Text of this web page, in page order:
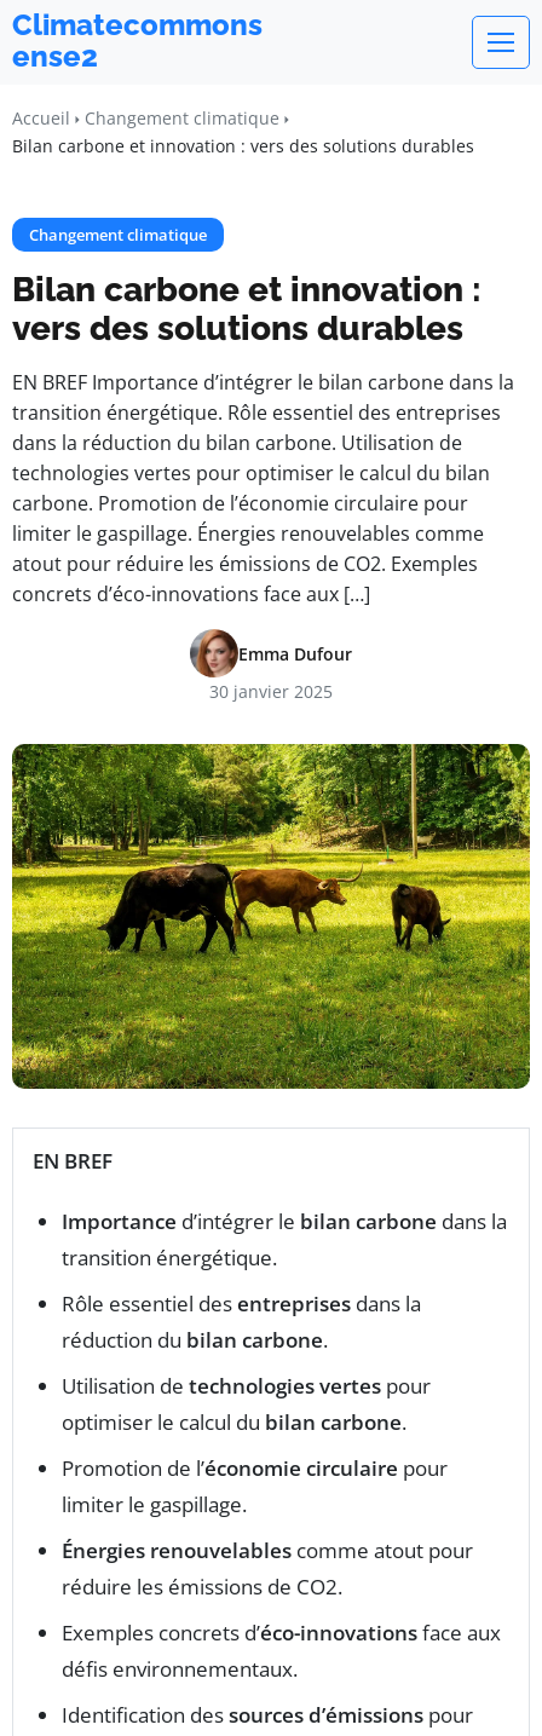
Climatecommons
ense2
Accueil
Changement climatique
Bilan carbone et innovation : vers des solutions durables
Changement climatique
Bilan carbone et innovation :
vers des solutions durables
EN BREF Importance d’intégrer le bilan carbone dans la
transition énergétique. Rôle essentiel des entreprises
dans la réduction du bilan carbone. Utilisation de
technologies vertes pour optimiser le calcul du bilan
carbone. Promotion de l’économie circulaire pour
limiter le gaspillage. Énergies renouvelables comme
atout pour réduire les émissions de CO2. Exemples
concrets d’éco-innovations face aux […]
Emma Dufour
30 janvier 2025
EN BREF
Importance d’intégrer le bilan carbone dans la
transition énergétique.
Rôle essentiel desentreprises dans la
réduction du bilan carbone.
Utilisation de technologies vertes pour
optimiser le calcul du bilan carbone.
Promotion de l’économie circulaire pour
limiter le gaspillage.
Énergies renouvelables comme atout pour
réduire les émissions de CO2.
Exemples concrets d’éco-innovationsface aux
défis environnementaux.
Identification dessources d’émissions pour